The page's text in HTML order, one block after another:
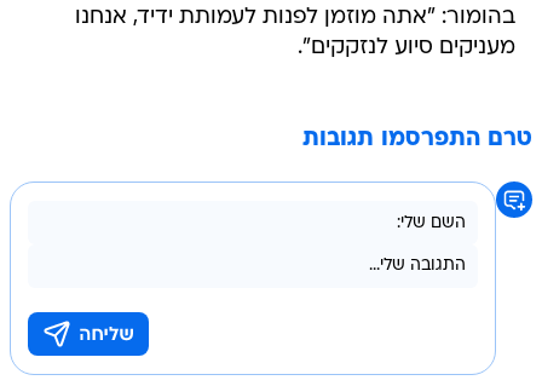
בהומור: "אתה מוזמן לפנות לעמותת ידיד, אנחנו
מעניקים סיוע לנזקקים".
טרם התפרסמו תגובות